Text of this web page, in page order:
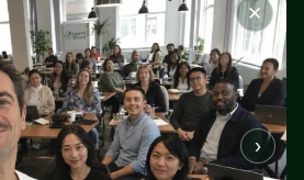
✕
Workbook + communauté ›